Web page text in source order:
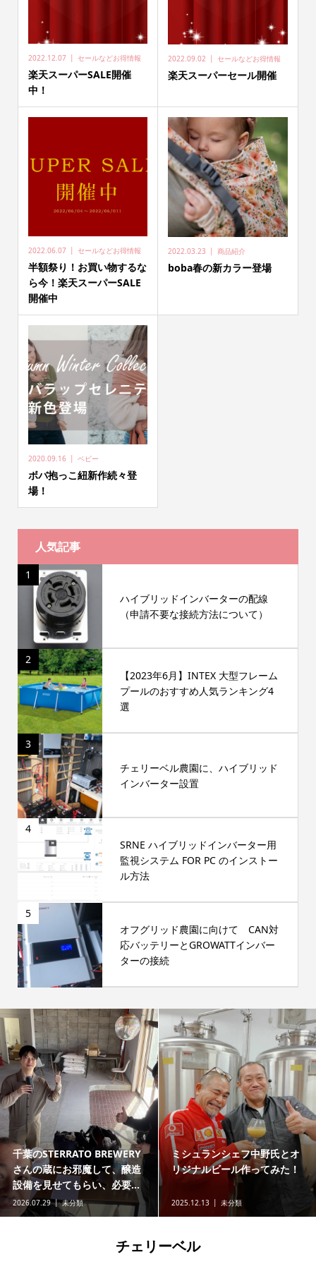
2022.12.07 セールなどお得情報
楽天スーパーSALE開催
中！
2022.09.02 セールなどお得情報
楽天スーパーセール開催
2022.06.07 セールなどお得情報
半額祭り！お買い物するな
ら今！楽天スーパーSALE
開催中
2022.03.23 商品紹介
boba春の新カラー登場
2020.09.16 ベビー
ボバ抱っこ紐新作続々登
場！
人気記事
1
ハイブリッドインバーターの配線
（申請不要な接続方法について）
2
【2023年6月】INTEX 大型フレーム
プールのおすすめ人気ランキング4
選
3
チェリーベル農園に、ハイブリッド
インバーター設置
4
SRNE ハイブリッドインバーター用
監視システム FOR PC のインストー
ル方法
5
オフグリッド農園に向けて CAN対
応バッテリーとGROWATTインバー
ターの接続
千葉のSTERRATO BREWERY
さんの蔵にお邪魔して、醸造
設備を見せてもらい、必要...
2026.07.29 未分類
ミシュランシェフ中野氏とオ
リジナルビール作ってみた！
2025.12.13 未分類
チェリーベル